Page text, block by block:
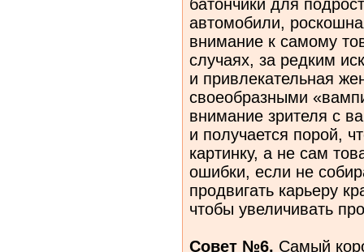
батончики для
автомобили,
внимание к самому
случаях, за редким
и привлекательная
своеобразными
внимание зрителя с
и получается порой,
картинку, а не сам
ошибки, если не
продвигать карьеру
чтобы увеличивать
Совет №6. Самый